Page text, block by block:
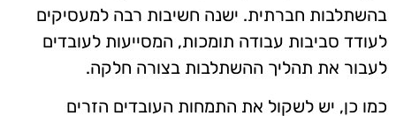
בהשתלבות חברתית. ישנה חשיבות רבה למעסיקים
לעודד סביבות עבודה תומכות, המסייעות לעובדים
לעבור את תהליך ההשתלבות בצורה חלקה.
כמו כן, יש לשקול את התמחות העובדים הזרים